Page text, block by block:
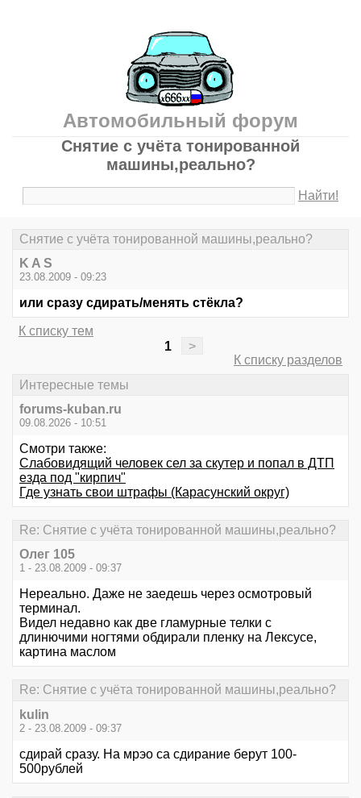
Автомобильный форум
Снятие с учёта тонированной
машины,реально?
Найти!
Снятие с учёта тонированной машины,реально?
K A S
23.08.2009 - 09:23
или сразу сдирать/менять стёкла?
К списку тем
1
>
К списку разделов
Интересные темы
forums-kuban.ru
09.08.2026 - 10:51
Смотри также:
Слабовидящий человек сел за скутер и попал в ДТП
езда под "кирпич"
Где узнать свои штрафы (Карасунский округ)
Re: Снятие с учёта тонированной машины,реально?
Олег 105
1 - 23.08.2009 - 09:37
Нереально. Даже не заедешь через осмотровый
терминал.
Видел недавно как две гламурные телки с
длинючими ногтями обдирали пленку на Лексусе,
картина маслом
Re: Снятие с учёта тонированной машины,реально?
kulin
2 - 23.08.2009 - 09:37
сдирай сразу. На мрэо са сдирание берут 100-
500рублей